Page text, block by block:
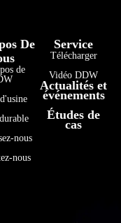
De
de
nous
nous
Service
Télécharger
Vidéo DDW
Actualités et
événements
Études de
cas